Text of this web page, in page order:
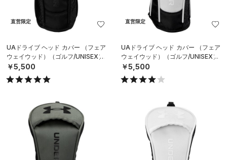
直営限定
UAドライブ ヘッド カバー （フェア
ウェイウッド）（ゴルフ/UNISEX）
￥5,500
直営限定
UAドライブ ヘッド カバー （フェア
ウェイウッド）（ゴルフ/UNISEX）
￥5,500